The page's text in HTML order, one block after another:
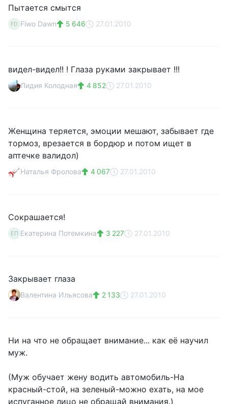
Пытается смытся
FD Fiwo Dawn 5 646 27.01.2010
видел-видел!! ! Глаза руками закрывает !!!
Лидия Колодная 4 852 27.01.2010
Женщина теряется, эмоции мешают, забывает где
тормоз, врезается в бордюр и потом ищет в
аптечке валидол)
Наталья Фролова 4 067 27.01.2010
Сокрашается!
ЕП Екатерина Потемкина 3 227 27.01.2010
Закрывает глаза
Валентина Ильясова 2 133 27.01.2010
Ни на что не обращает внимание... как её научил
муж.
(Муж обучает жену водить автомобиль-На
красный-стой, на зеленый-можно ехать, на мое
испуганное лицо не обращай внимания.)